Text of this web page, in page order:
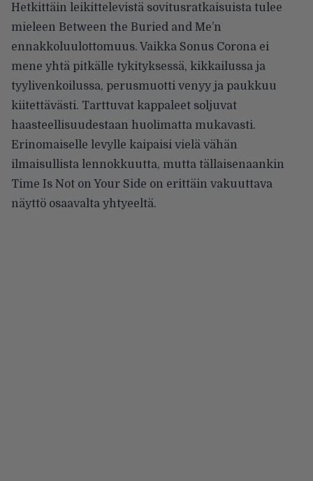
Hetkittäin leikittelevistä sovitusratkaisuista tulee
mieleen Between the Buried and Me’n
ennakkoluulottomuus. Vaikka Sonus Corona ei
mene yhtä pitkälle tykityksessä, kikkailussa ja
tyylivenkoilussa, perusmuotti venyy ja paukkuu
kiitettävästi. Tarttuvat kappaleet soljuvat
haasteellisuudestaan huolimatta mukavasti.
Erinomaiselle levylle kaipaisi vielä vähän
ilmaisullista lennokkuutta, mutta tällaisenaankin
Time Is Not on Your Side on erittäin vakuuttava
näyttö osaavalta yhtyeeltä.